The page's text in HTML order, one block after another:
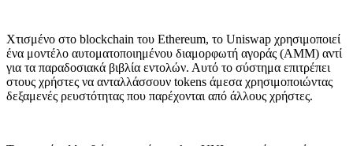
Χτισμένο στο blockchain του Ethereum, το Uniswap χρησιμοποιεί
ένα μοντέλο αυτοματοποιημένου διαμορφωτή αγοράς (AMM) αντί
για τα παραδοσιακά βιβλία εντολών. Αυτό το σύστημα επιτρέπει
στους χρήστες να ανταλλάσσουν tokens άμεσα χρησιμοποιώντας
δεξαμενές ρευστότητας που παρέχονται από άλλους χρήστες.